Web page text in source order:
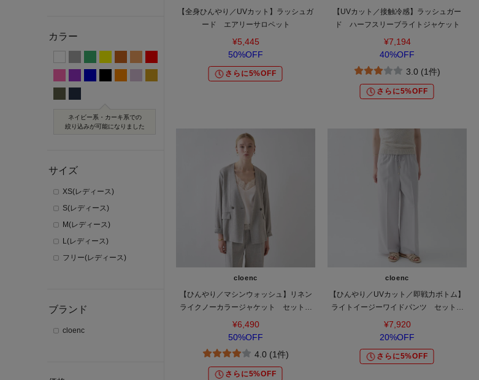
カラー
ネイビー系・カーキ系での
絞り込みが可能になりました
サイズ
XS(レディース)
S(レディース)
M(レディース)
L(レディース)
フリー(レディース)
ブランド
cloenc
【全身ひんやり／UVカット】ラッシュガ
ード エアリーサロペット
¥5,445
50%OFF
さらに5%OFF
【UVカット／接触冷感】ラッシュガー
ド ハーフスリーブライトジャケット
¥7,194
40%OFF
3.0 (1件)
さらに5%OFF
cloenc
【ひんやり／マシンウォッシュ】リネン
ライクノーカラージャケット セットア
ップ対応
¥6,490
50%OFF
4.0 (1件)
さらに5%OFF
cloenc
【ひんやり／UVカット／即戦力ボトム】
ライトイージーワイドパンツ セットア
ップ対応
¥7,920
20%OFF
さらに5%OFF